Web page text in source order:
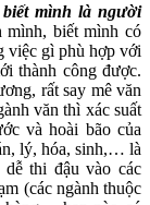
biết mình là người
mình, biết mình có
việc gì phù hợp với
thành công được.
rất say mê văn
văn thì xác suất
và hoài bão của
lý, hóa, sinh,… là
thi đậu vào các
(các ngành thuộc